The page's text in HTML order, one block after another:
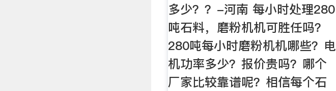
多少？？-河南 每小时处理280
吨石料，磨粉机机可胜任吗？
280吨每小时磨粉机机哪些？电
机功率多少？报价贵吗？哪个
厂家比较靠谱呢？相信每个石